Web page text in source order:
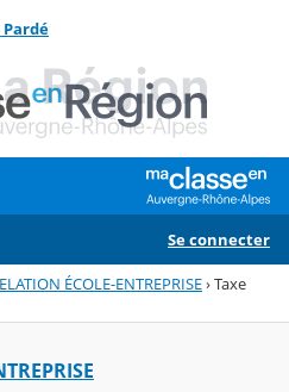
Se connecter
ÉCOLE-ENTREPRISE›Taxe